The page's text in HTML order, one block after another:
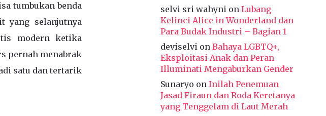
tumbukan benda
yang selanjutnya
modern ketika
pernah menabrak
satu dan tertarik
selvi sri wahynion Lubang
Kelinci Alice in Wonderland dan
Para Budak Industri – Bagian 1
deviselvion Bahaya LGBTQ+,
Eksploitasi Anak dan Peran
Illuminati Mengaburkan Gender
Sunaryo on Inilah Penemuan
Jasad Firaun dan Roda Keretanya
yang Tenggelam di Laut Merah